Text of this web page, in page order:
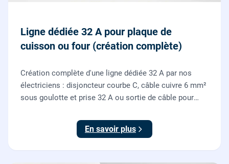
Ligne dédiée 32 A pour plaque de
cuisson ou four (création complète)
Création complète d'une ligne dédiée 32 A par nos
électriciens : disjoncteur courbe C, câble cuivre 6 mm²
sous goulotte et prise 32 A ou sortie de câble pour
En savoir plus